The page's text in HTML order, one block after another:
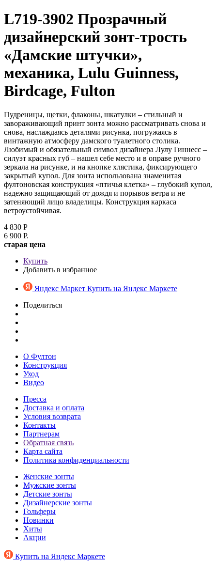
L719-3902 Прозрачный
дизайнерский зонт-трость
«Дамские штучки»,
механика, Lulu Guinness,
Birdcage, Fulton
Пудреницы, щетки, флаконы, шкатулки – стильный и
завораживающий принт зонта можно рассматривать снова и
снова, наслаждаясь деталями рисунка, погружаясь в
винтажную атмосферу дамского туалетного столика.
Любимый и обязательный символ дизайнера Лулу Гиннесс –
силуэт красных губ – нашел себе место и в оправе ручного
зеркала на рисунке, и на кнопке хлястика, фиксирующего
закрытый купол. Для зонта использована знаменитая
фултоновская конструкция «птичья клетка» – глубокий купол,
надежно защищающий от дождя и порывов ветра и не
затеняющий лицо владелицы. Конструкция каркаса
ветроустойчивая.
4 830 Р
6 900 Р.
cтарая цена
Купить
Добавить в избранное
Яндекс Маркет Купить на Яндекс Маркете
Поделиться
О Фултон
Конструкция
Уход
Видео
Пресса
Доставка и оплата
Условия возврата
Контакты
Партнерам
Обратная связь
Карта сайта
Политика конфиденциальности
Женские зонты
Мужские зонты
Детские зонты
Дизайнерские зонты
Гольферы
Новинки
Хиты
Акции
Купить на Яндекс Маркете